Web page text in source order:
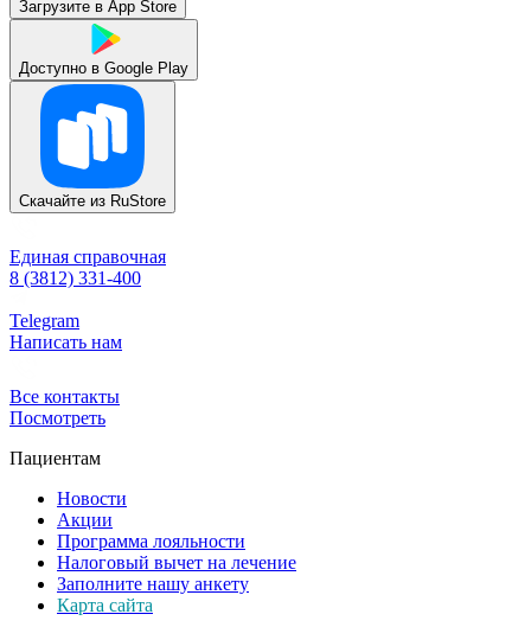
Загрузите в App Store
Доступно в Google Play
Скачайте из RuStore
Единая справочная
8 (3812) 331-400
Telegram
Написать нам
Все контакты
Посмотреть
Пациентам
Новости
Акции
Программа лояльности
Налоговый вычет на лечение
Заполните нашу анкету
Карта сайта